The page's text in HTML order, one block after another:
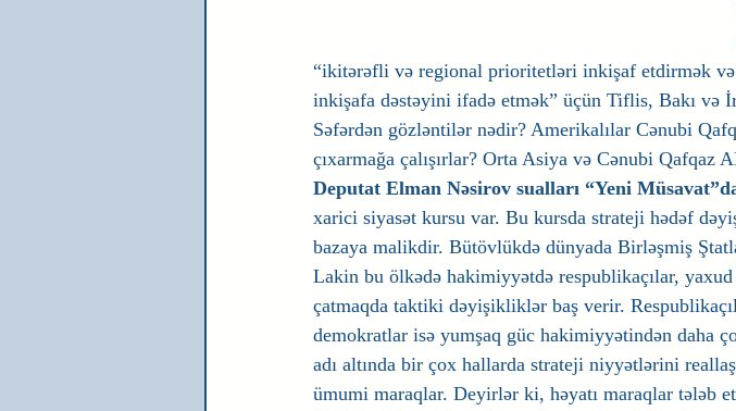
“ikitərəfli və regional prioritetləri inkişaf etdirmək
inkişafa dəstəyini ifadə etmək” üçün Tiflis, Bakı və
Səfərdən gözləntilər nədir? Amerikalılar Cənubi
çıxarmağa çalışırlar? Orta Asiya və Cənubi Qafqaz
Deputat Elman Nəsirov sualları “Yeni
xarici siyasət kursu var. Bu kursda strateji hədəf
bazaya malikdir. Bütövlükdə dünyada Birləşmiş
Lakin bu ölkədə hakimiyyətdə respublikaçılar,
çatmaqda taktiki dəyişikliklər baş verir.
demokratlar isə yumşaq güc hakimiyyətindən daha
adı altında bir çox hallarda strateji niyyətlərini
ümumi maraqlar. Deyirlər ki, həyatı maraqlar tələb